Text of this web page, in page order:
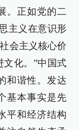
。正如党的二
主义在意识形
会主义核心价
化。”中国式
和谐性。发达
基本事实是先
平和经济结构